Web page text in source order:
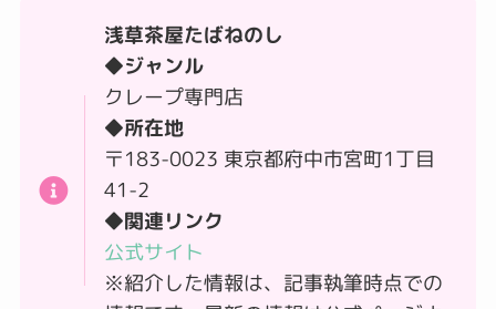
浅草茶屋たばねのし
◆ジャンル
クレープ専門店
◆所在地
〒183-0023 東京都府中市宮町1丁目
41-2
◆関連リンク
公式サイト
※紹介した情報は、記事執筆時点での